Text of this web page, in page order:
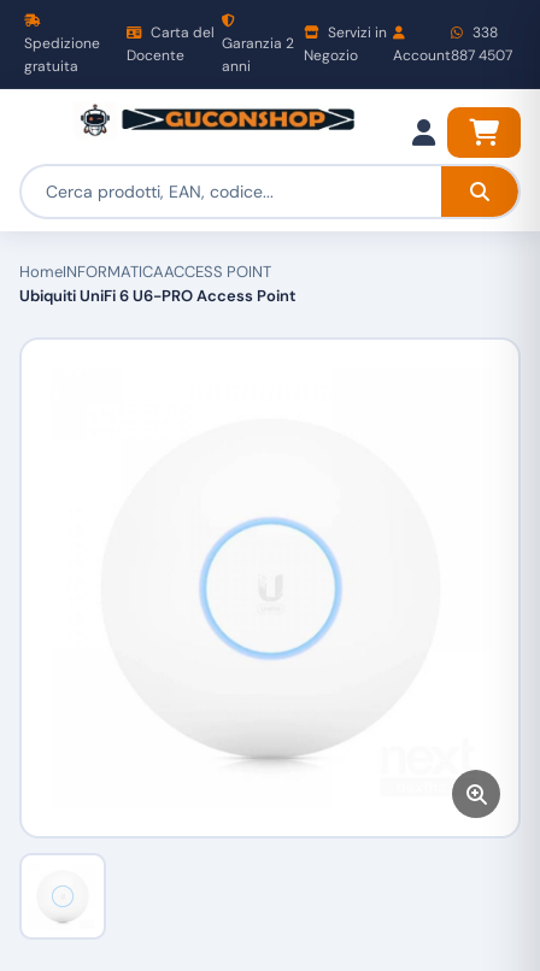
Spedizione
gratuita
Carta del
Docente
Garanzia 2
anni
Servizi in
Negozio
Account
338
887 4507
HomeINFORMATICAACCESS POINT
Ubiquiti UniFi 6 U6-PRO Access Point